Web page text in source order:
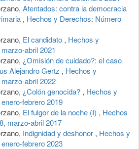
Atentados: contra la democracia
, Hechos y Derechos: Número
El candidato , Hechos y
abril 2021
¿Omisión de cuidado?: el caso
Alejandro Gertz , Hechos y
abril 2022
¿Colón genocida? , Hechos y
febrero 2019
El fulgor de la noche (I) , Hechos
marzo-abril 2017
Indignidad y deshonor , Hechos y
febrero 2023